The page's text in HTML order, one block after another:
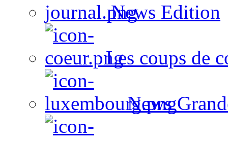
News Edition
Les coups de
News